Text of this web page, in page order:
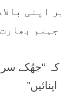
اپنی
“جھُکے